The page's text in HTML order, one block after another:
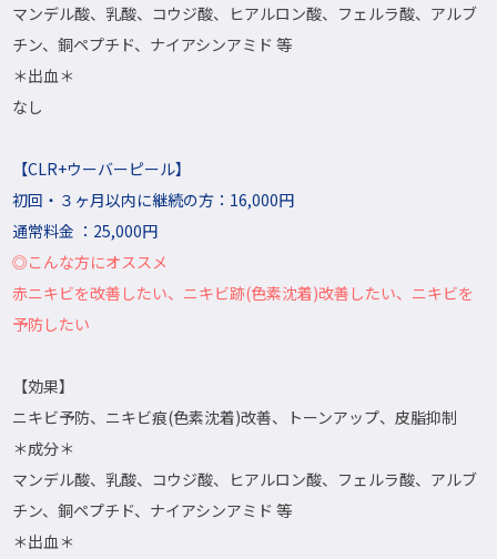
マンデル酸、乳酸、コウジ酸、ヒアルロン酸、フェルラ酸、アルブ
チン、銅ペプチド、ナイアシンアミド 等
＊出血＊
なし
【CLR+ウーバーピール】
初回・３ヶ月以内に継続の方：16,000円
通常料金 ：25,000円
◎こんな方にオススメ
赤ニキビを改善したい、ニキビ跡(色素沈着)改善したい、ニキビを
予防したい
【効果】
ニキビ予防、ニキビ痕(色素沈着)改善、トーンアップ、皮脂抑制
＊成分＊
マンデル酸、乳酸、コウジ酸、ヒアルロン酸、フェルラ酸、アルブ
チン、銅ペプチド、ナイアシンアミド 等
＊出血＊